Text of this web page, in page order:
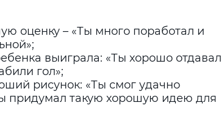
оценку – «Ты много поработал и
выиграла: «Ты хорошо отдавал
гол»;
рисунок: «Ты смог удачно
придумал такую хорошую идею для